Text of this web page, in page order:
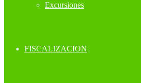
Excursiones
FISCALIZACION